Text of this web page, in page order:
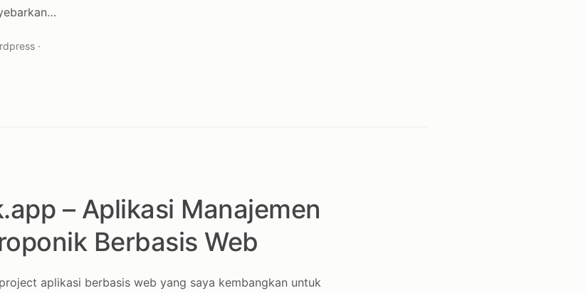
·
– Aplikasi Manajemen
Berbasis Web
aplikasi berbasis web yang saya kembangkan untuk